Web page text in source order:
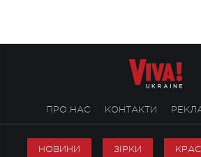
ПРО НАС КОНТАКТИ
НОВИНИ ЗІРКИ